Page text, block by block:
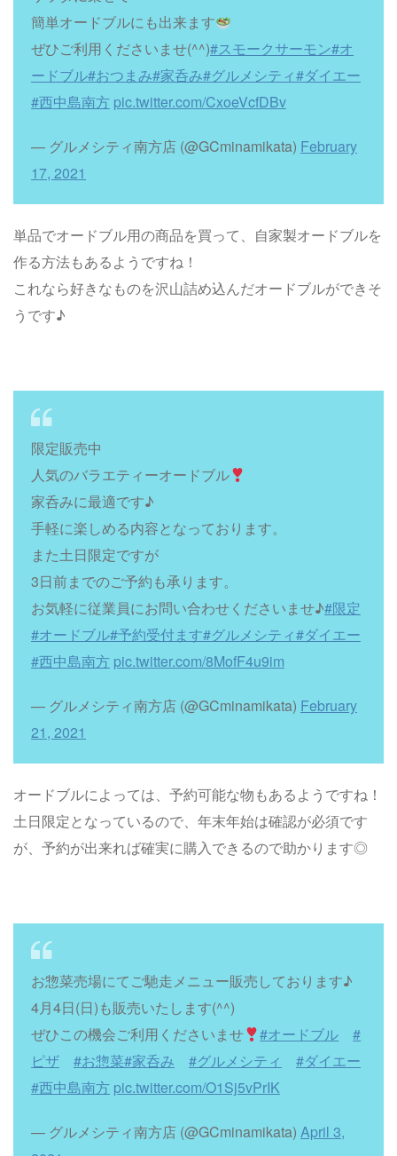
簡単オードブルにも出来ます
ぜひご利用くださいませ(^^)#スモークサーモン#オ
ードブル#おつまみ#家呑み#グルメシティ#ダイエー
#西中島南方 pic.twitter.com/CxoeVcfDBv
— グルメシティ南方店 (@GCminamikata) February
17, 2021
単品でオードブル用の商品を買って、自家製オードブルを
作る方法もあるようですね！
これなら好きなものを沢山詰め込んだオードブルができそ
うです♪
限定販売中
人気のバラエティーオードブル
家呑みに最適です♪
手軽に楽しめる内容となっております。
また土日限定ですが
3日前までのご予約も承ります。
お気軽に従業員にお問い合わせくださいませ♪#限定
#オードブル#予約受付ます#グルメシティ#ダイエー
#西中島南方 pic.twitter.com/8MofF4u9im
— グルメシティ南方店 (@GCminamikata) February
21, 2021
オードブルによっては、予約可能な物もあるようですね！
土日限定となっているので、年末年始は確認が必須です
が、予約が出来れば確実に購入できるので助かります◎
お惣菜売場にてご馳走メニュー販売しております♪
4月4日(日)も販売いたします(^^)
ぜひこの機会ご利用くださいませ
#オードブル
#
ピザ
#お惣菜#家呑み #グルメシティ
#ダイエー
#西中島南方 pic.twitter.com/O1Sj5vPrIK
— グルメシティ南方店 (@GCminamikata) April 3,